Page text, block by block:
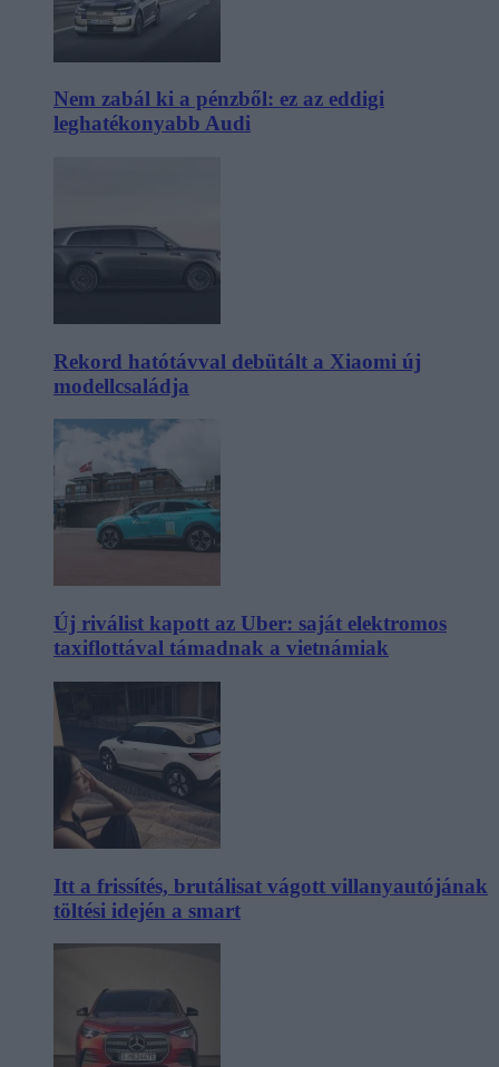
Nem zabál ki a pénzből: ez az eddigi
leghatékonyabb Audi
Rekord hatótávval debütált a Xiaomi új
modellcsaládja
Új riválist kapott az Uber: saját elektromos
taxiflottával támadnak a vietnámiak
Itt a frissítés, brutálisat vágott villanyautójának
töltési idején a smart